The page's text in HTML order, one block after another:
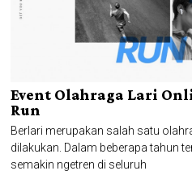
Event Olahraga Lari
Run
Berlari merupakan salah satu
dilakukan. Dalam beberapa tahun
semakin ngetren di seluruh